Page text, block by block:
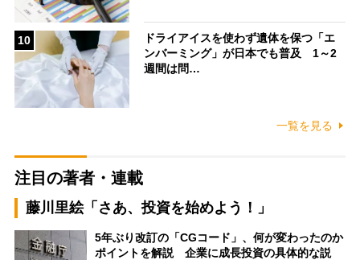
10
ドライアイスを使わず遺体を保つ「エ
ンバーミング」が日本でも普及 1～2
週間は問…
一覧を見る
注目の著者・連載
藤川里絵「さあ、投資を始めよう！」
5年ぶり改訂の「CGコード」、何が変わったのか
ポイントを解説 企業に成長投資の具体的な説